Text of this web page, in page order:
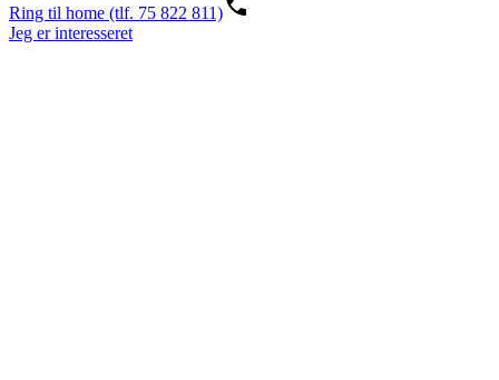
Ring til home (tlf. 75 822 811)
Jeg er interesseret